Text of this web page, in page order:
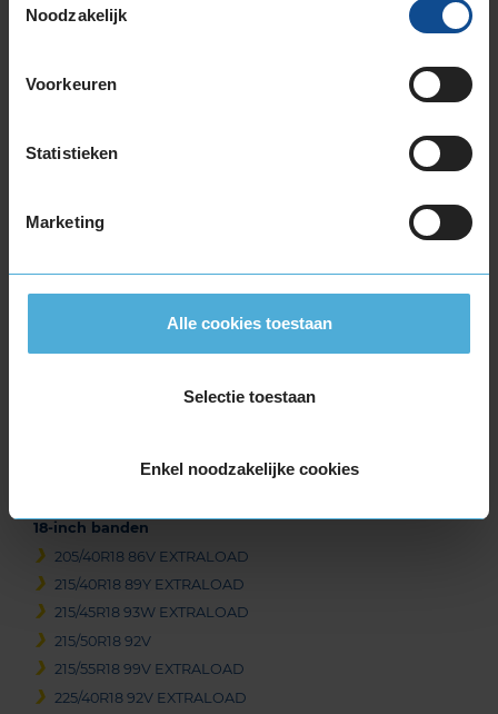
Noodzakelijk
Voorkeuren
Statistieken
Marketing
Alle cookies toestaan
Selectie toestaan
Enkel noodzakelijke cookies
215/60R17 96H
225/45R17 91H
225/45R17 94V EXTRALOAD
225/55R17 101V EXTRALOAD
225/60R17 103V EXTRALOAD
225/65R17 106H EXTRALOAD
235/60R17 106V EXTRALOAD
245/45R17 99V EXTRALOAD
18-inch banden
205/40R18 86V EXTRALOAD
215/40R18 89Y EXTRALOAD
215/45R18 93W EXTRALOAD
215/50R18 92V
215/55R18 99V EXTRALOAD
225/40R18 92V EXTRALOAD